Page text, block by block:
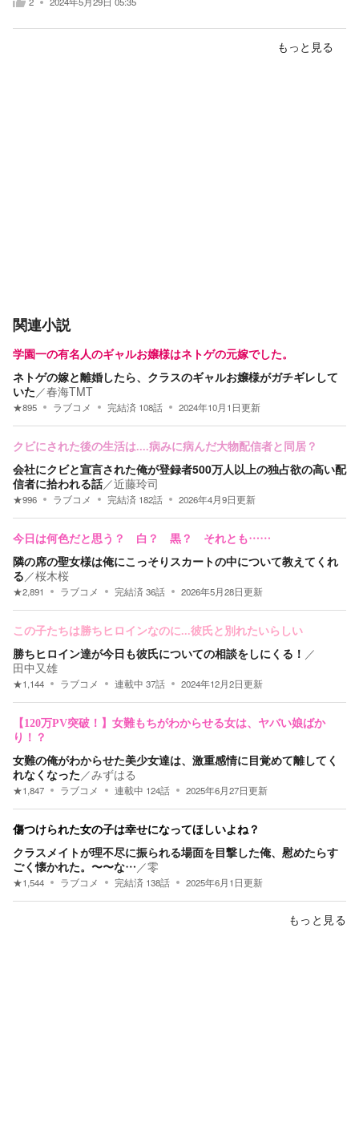
もっと見る
関連小説
学園一の有名人のギャルお嬢様はネトゲの元嫁でした。
ネトゲの嫁と離婚したら、クラスのギャルお嬢様がガチギレして
いた ／春海TMT
★895 ラブコメ 完結済 108話 2024年10月1日更新
クビにされた後の生活は....病みに病んだ大物配信者と同居？
会社にクビと宣言された俺が登録者500万人以上の独占欲の高い配
信者に拾われる話／近藤玲司
★996 ラブコメ 完結済 182話 2026年4月9日更新
今日は何色だと思う？ 白？ 黒？ それとも……
隣の席の聖女様は俺にこっそりスカートの中について教えてくれ
る ／桜木桜
★2,891 ラブコメ 完結済36話 2026年5月28日更新
この子たちは勝ちヒロインなのに...彼氏と別れたいらしい
勝ちヒロイン達が今日も彼氏についての相談をしにくる！ ／
田中又雄
★1,144 ラブコメ 連載中 37話 2024年12月2日更新
【120万PV突破！】女難もちがわからせる女は、ヤバい娘ばか
り！？
女難の俺がわからせた美少女達は、激重感情に目覚めて離してく
れなくなった ／みずはる
★1,847 ラブコメ 連載中 124話 2025年6月27日更新
傷つけられた女の子は幸せになってほしいよね？
クラスメイトが理不尽に振られる場面を目撃した俺、慰めたらす
ごく懐かれた。〜〜な… ／零
★1,544 ラブコメ 完結済 138話 2025年6月1日更新
もっと見る